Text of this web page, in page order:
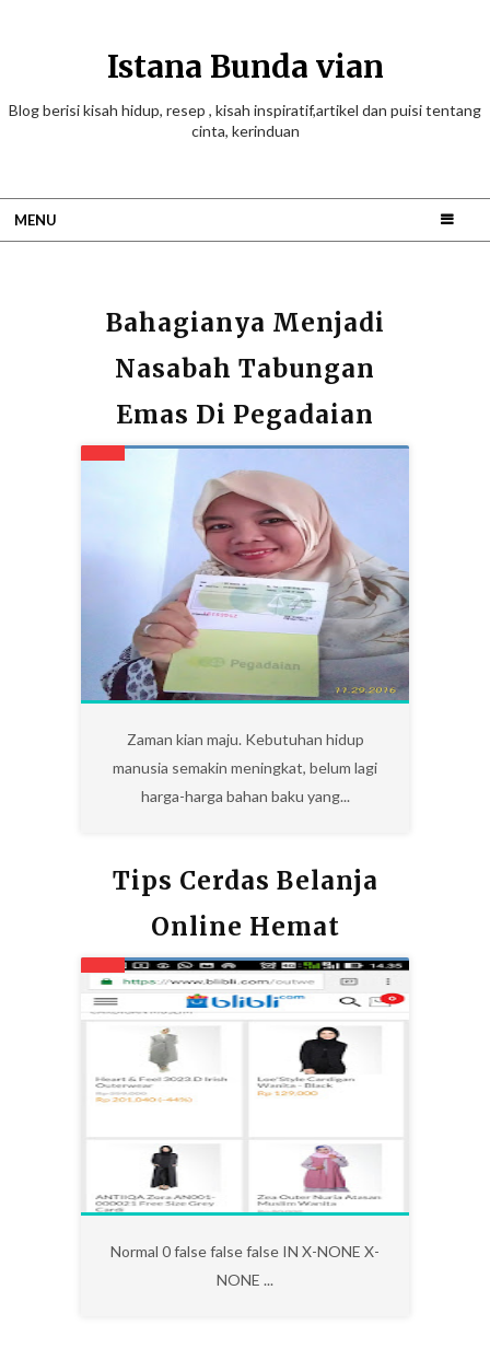
Istana Bunda vian
Blog berisi kisah hidup, resep , kisah inspiratif,artikel dan puisi tentang
cinta, kerinduan
MENU
Bahagianya Menjadi
Nasabah Tabungan
Emas Di Pegadaian
Zaman kian maju. Kebutuhan hidup
manusia semakin meningkat, belum lagi
harga-harga bahan baku yang...
Tips Cerdas Belanja
Online Hemat
Normal 0 false false false IN X-NONE X-
NONE ...